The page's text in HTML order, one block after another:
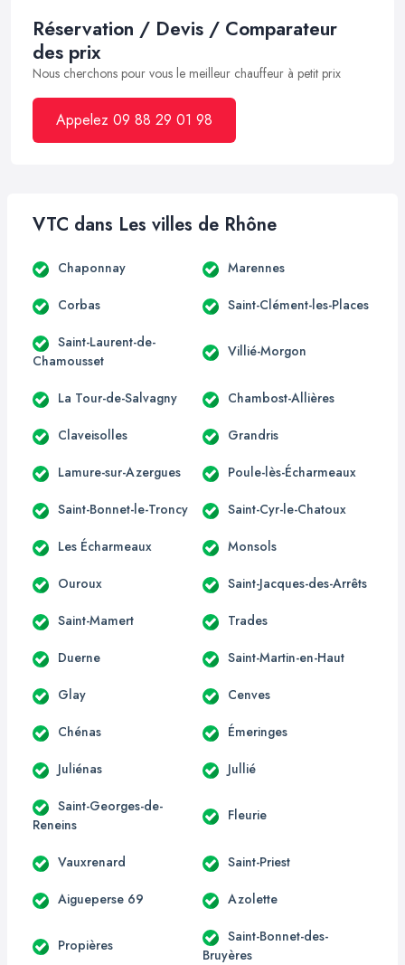
Réservation / Devis / Comparateur
des prix
Nous cherchons pour vous le meilleur chauffeur à petit prix
Appelez 09 88 29 01 98
VTC dans Les villes de Rhône
Chaponnay Marennes
Corbas Saint-Clément-les-Places
Saint-Laurent-de-
Chamousset
Villié-Morgon
La Tour-de-Salvagny Chambost-Allières
Claveisolles Grandris
Lamure-sur-Azergues Poule-lès-Écharmeaux
Saint-Bonnet-le-Troncy Saint-Cyr-le-Chatoux
Les Écharmeaux Monsols
Ouroux Saint-Jacques-des-Arrêts
Saint-Mamert Trades
Duerne Saint-Martin-en-Haut
Glay Cenves
Chénas Émeringes
Juliénas Jullié
Saint-Georges-de-
Reneins
Fleurie
Vauxrenard Saint-Priest
Aigueperse 69 Azolette
Propières
Saint-Bonnet-des-
Bruyères